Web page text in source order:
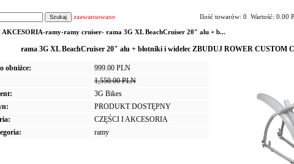
zaawansowane Ilość towarów: 0 Wartość: 0.00
AKCESORIA-ramy-ramy cruiser- rama 3G XL BeachCruiser 20" alu + b...
rama 3G XL BeachCruiser 20" alu + błotniki i widelec ZBUDUJ ROWER
obniżce:
999.00 PLN
1,550.00 PLN
3G Bikes
PRODUKT DOSTĘPNY
CZĘŚCI I AKCESORIA
ramy